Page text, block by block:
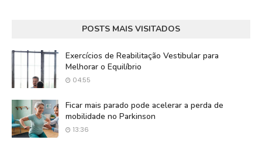
POSTS MAIS VISITADOS
Exercícios de Reabilitação Vestibular para
Melhorar o Equilíbrio
04:55
Ficar mais parado pode acelerar a perda de
mobilidade no Parkinson
13:36